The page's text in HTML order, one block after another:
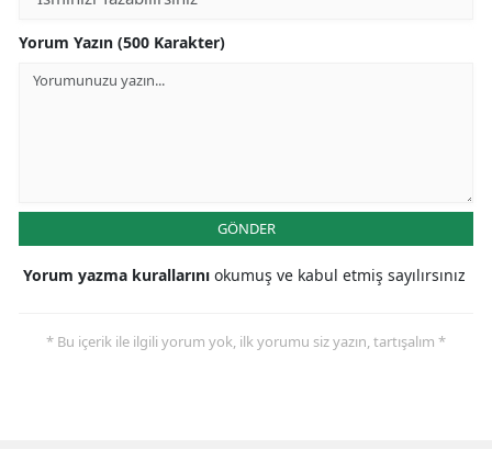
Yorum Yazın (500 Karakter)
GÖNDER
Yorum yazma kurallarını okumuş ve kabul etmiş sayılırsınız
* Bu içerik ile ilgili yorum yok, ilk yorumu siz yazın, tartışalım *